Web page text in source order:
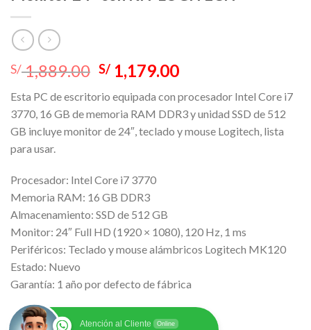
S/1,889.00 El
precio
original
era:
S/ 1,889.00.
S/ 1,179.00El
actual
es:
S/ 1,179.00.
Esta PC de escritorio equipada con procesador Intel Core i7
3770, 16 GB de memoria RAM DDR3 y unidad SSD de 512
GB incluye monitor de 24″, teclado y mouse Logitech, lista
para usar.
Procesador: Intel Core i7 3770
Memoria RAM: 16 GB DDR3
Almacenamiento: SSD de 512 GB
Monitor: 24″ Full HD (1920 × 1080), 120 Hz, 1 ms
Periféricos: Teclado y mouse alámbricos Logitech MK120
Estado: Nuevo
Garantía: 1 año por defecto de fábrica
Atención al Cliente Online